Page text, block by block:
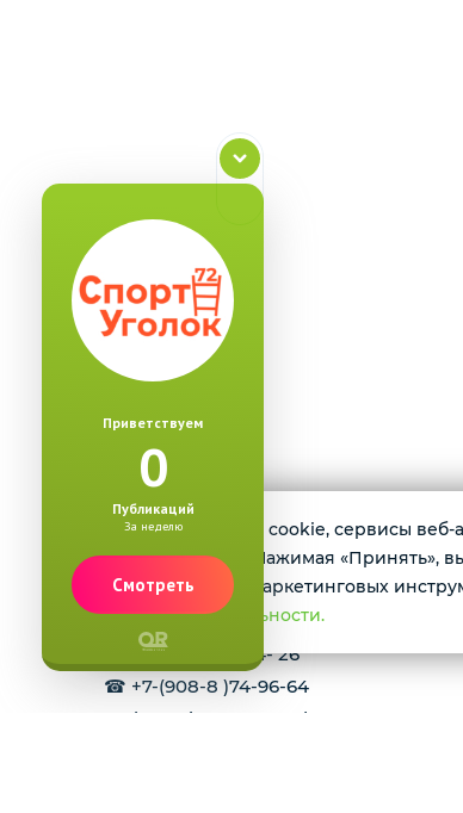
О магазине
Интернет-магазин спортивных
Турники, шведские стенки, маты,
☎ +7-982- 917- 24- 26
☎ +7-(908-8 )74-96-64
✉ sk-servis2010@yandex.ru
Мы используем cookie, сервисы веб-
инструменты. Нажимая «Принять»,
применении, маркетинговых
конфиденциальности.
Приветствуем
0
Публикаций
За неделю
Смотреть